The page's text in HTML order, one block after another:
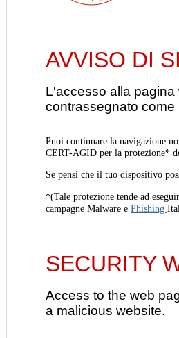
AVVISO DI
L'accesso alla
contrassegnato come
Puoi continuare la navigazione
CERT-AGID per la protezione*
Se pensi che il tuo dispositivo
*(Tale protezione tende ad
campagne Malware e Phishing
SECURITY
Access to the web
a malicious website.